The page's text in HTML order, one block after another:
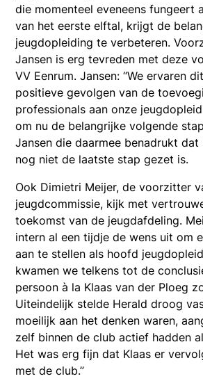
die momenteel eveneens fungeert
van het eerste elftal, krijgt de
jeugdopleiding te verbeteren.
Jansen is erg tevreden met deze
VV Eenrum. Jansen: “We ervaren
positieve gevolgen van de
professionals aan onze
om nu de belangrijke volgende
Jansen die daarmee benadrukt dat
nog niet de laatste stap gezet is.
Ook Dimietri Meijer, de voorzitter
jeugdcommissie, kijk met
toekomst van de jeugdafdeling.
intern al een tijdje de wens uit om
aan te stellen als hoofd
kwamen we telkens tot de
persoon à la Klaas van der Ploeg
Uiteindelijk stelde Herald droog
moeilijk aan het denken waren,
zelf binnen de club actief hadden
Het was erg fijn dat Klaas er
met de club.”